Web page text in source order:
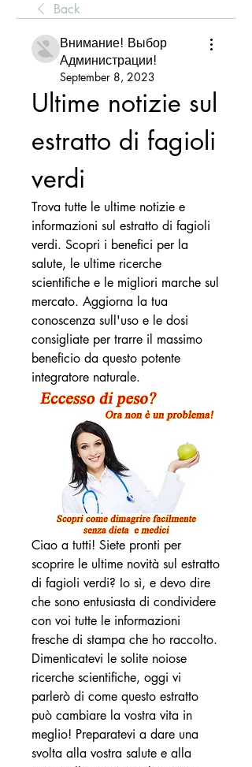
Back
Внимание! Выбор
Администрации!
September 8, 2023
Ultime notizie sul
estratto di fagioli
verdi
Trova tutte le ultime notizie e
informazioni sul estratto di fagioli
verdi. Scopri i benefici per la
salute, le ultime ricerche
scientifiche e le migliori marche sul
mercato. Aggiorna la tua
conoscenza sull'uso e le dosi
consigliate per trarre il massimo
beneficio da questo potente
integratore naturale.
Ciao a tutti! Siete pronti per
scoprire le ultime novità sul estratto
di fagioli verdi? Io sì, e devo dire
che sono entusiasta di condividere
con voi tutte le informazioni
fresche di stampa che ho raccolto.
Dimenticatevi le solite noiose
ricerche scientifiche, oggi vi
parlerò di come questo estratto
può cambiare la vostra vita in
meglio! Preparatevi a dare una
svolta alla vostra salute e alla